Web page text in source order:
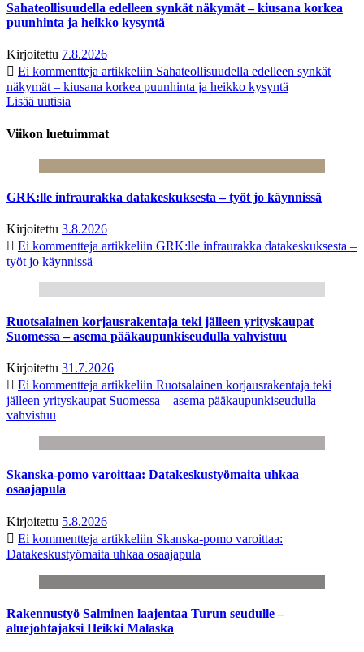
Sahateollisuudella edelleen synkät näkymät – kiusana korkea
puunhinta ja heikko kysyntä
Kirjoitettu 7.8.2026
Ei kommentteja artikkeliin Sahateollisuudella edelleen synkät
näkymät – kiusana korkea puunhinta ja heikko kysyntä
Lisää uutisia
Viikon luetuimmat
GRK:lle infraurakka datakeskuksesta – työt jo käynnissä
Kirjoitettu 3.8.2026
Ei kommentteja artikkeliin GRK:lle infraurakka datakeskuksesta –
työt jo käynnissä
Ruotsalainen korjausrakentaja teki jälleen yrityskaupat
Suomessa – asema pääkaupunkiseudulla vahvistuu
Kirjoitettu 31.7.2026
Ei kommentteja artikkeliin Ruotsalainen korjausrakentaja teki
jälleen yrityskaupat Suomessa – asema pääkaupunkiseudulla
vahvistuu
Skanska-pomo varoittaa: Datakeskustyömaita uhkaa
osaajapula
Kirjoitettu 5.8.2026
Ei kommentteja artikkeliin Skanska-pomo varoittaa:
Datakeskustyömaita uhkaa osaajapula
Rakennustyö Salminen laajentaa Turun seudulle –
aluejohtajaksi Heikki Malaska